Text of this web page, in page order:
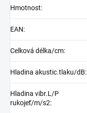
Hmotnost:
EAN:
Celková délka/cm:
Hladina akustic.tlaku/dB:
Hladina vibr.L/P
rukojeť/m/s2: